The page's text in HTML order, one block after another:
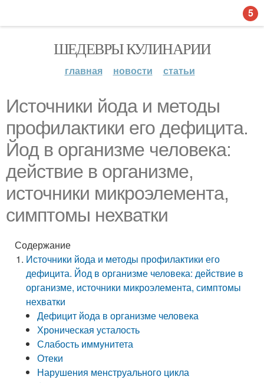
ШЕДЕВРЫ КУЛИНАРИИ
главная новости статьи
Источники йода и методы
профилактики его дефицита.
Йод в организме человека:
действие в организме,
источники микроэлемента,
симптомы нехватки
Содержание
Источники йода и методы профилактики его
дефицита. Йод в организме человека: действие в
организме, источники микроэлемента, симптомы
нехватки
Дефицит йода в организме человека
Хроническая усталость
Слабость иммунитета
Отеки
Нарушения менструального цикла
5